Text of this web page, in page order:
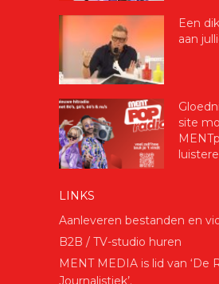
Een
aan
site
LINKS
Aanleveren bestanden en
B2B / TV-studio huren
MENT MEDIA is lid van ‘De
Journalistiek’.